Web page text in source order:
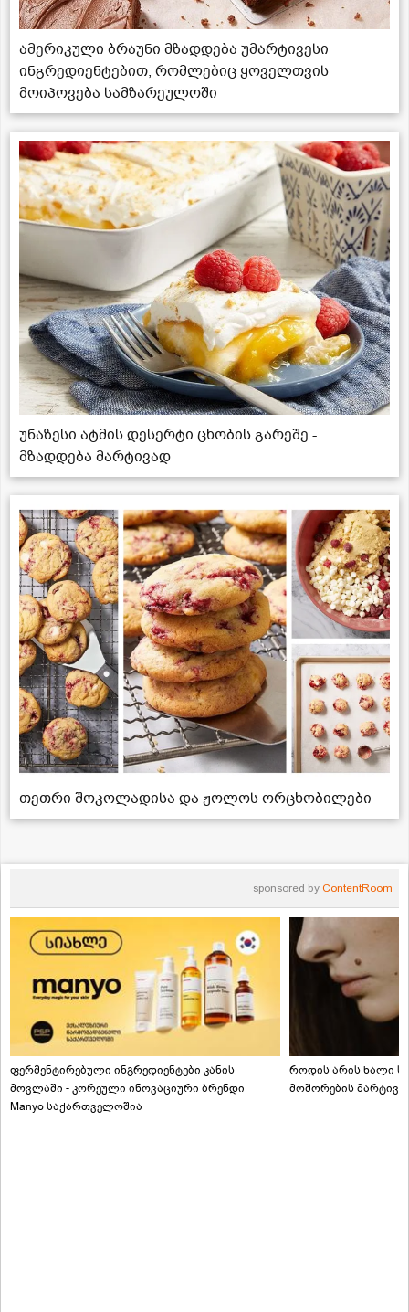
ამერიკული ბრაუნი მზადდება უმარტივესი
ინგრედიენტებით, რომლებიც ყოველთვის
მოიპოვება სამზარეულოში
უნაზესი ატმის დესერტი ცხობის გარეშე -
მზადდება მარტივად
თეთრი შოკოლადისა და ჟოლოს ორცხობილები
sponsored by ContentRoom
ფერმენტირებული ინგრედიენტები კანის
მოვლაში - კორეული ინოვაციური ბრენდი
Manyo საქართველოშია
როდის არის ხალი
მოშორების